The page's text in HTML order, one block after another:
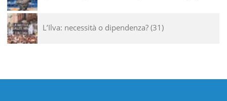
L’Ilva: necessità o dipendenza? 31